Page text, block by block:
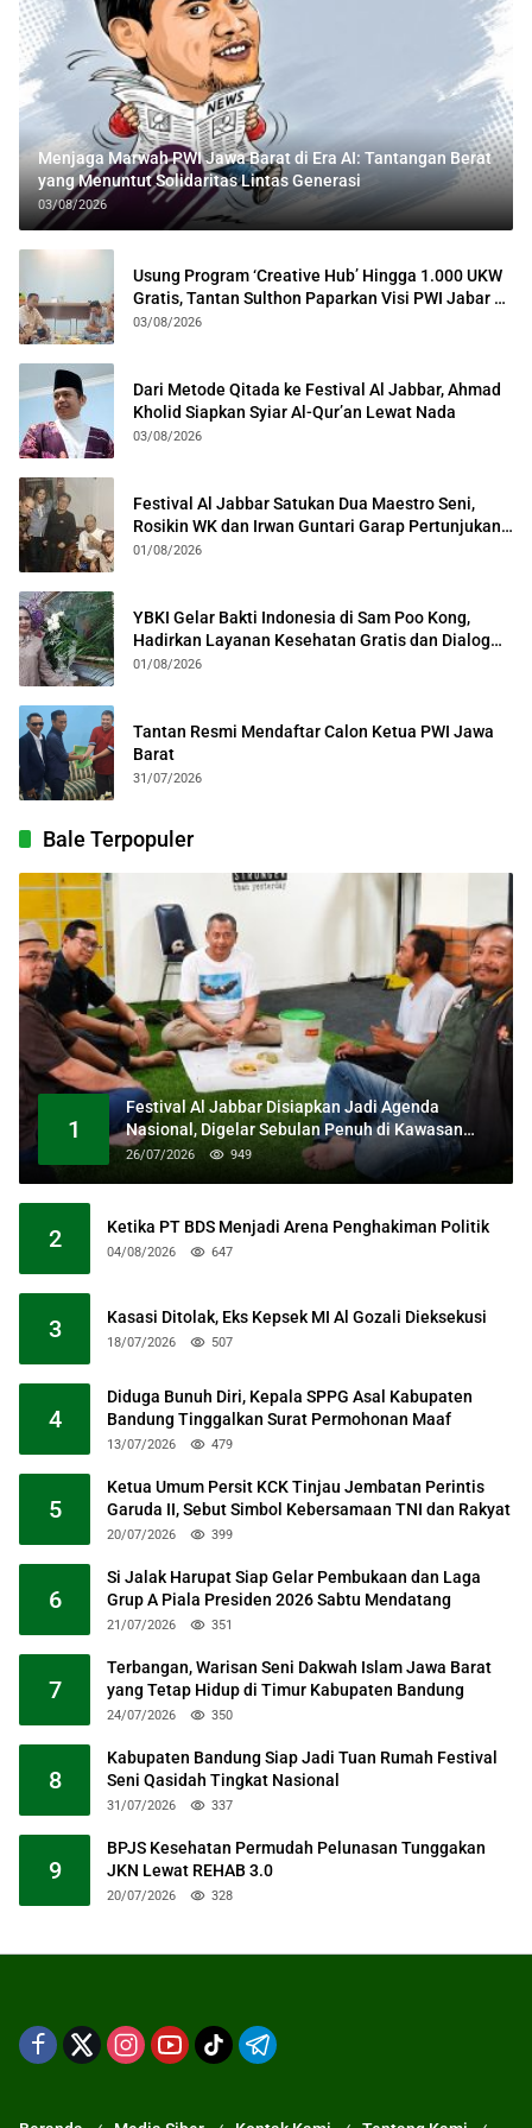
Menjaga Marwah PWI Jawa Barat di Era AI: Tantangan Berat
yang Menuntut Solidaritas Lintas Generasi
03/08/2026
Usung Program ‘Creative Hub’ Hingga 1.000 UKW
Gratis, Tantan Sulthon Paparkan Visi PWI Jabar di
Kota Bogor
03/08/2026
Dari Metode Qitada ke Festival Al Jabbar, Ahmad
Kholid Siapkan Syiar Al-Qur’an Lewat Nada
03/08/2026
Festival Al Jabbar Satukan Dua Maestro Seni,
Rosikin WK dan Irwan Guntari Garap Pertunjukan
Kolosal
01/08/2026
YBKI Gelar Bakti Indonesia di Sam Poo Kong,
Hadirkan Layanan Kesehatan Gratis dan Dialog
Kebangsaan
01/08/2026
Tantan Resmi Mendaftar Calon Ketua PWI Jawa
Barat
31/07/2026
Bale Terpopuler
1
Festival Al Jabbar Disiapkan Jadi Agenda
Nasional, Digelar Sebulan Penuh di Kawasan
Masjid Raya Al Jabbar
26/07/2026 949
2 Ketika PT BDS Menjadi Arena Penghakiman Politik
04/08/2026 647
3 Kasasi Ditolak, Eks Kepsek MI Al Gozali Dieksekusi
18/07/2026 507
4
Diduga Bunuh Diri, Kepala SPPG Asal Kabupaten
Bandung Tinggalkan Surat Permohonan Maaf
13/07/2026 479
5
Ketua Umum Persit KCK Tinjau Jembatan Perintis
Garuda II, Sebut Simbol Kebersamaan TNI dan Rakyat
20/07/2026 399
6
Si Jalak Harupat Siap Gelar Pembukaan dan Laga
Grup A Piala Presiden 2026 Sabtu Mendatang
21/07/2026 351
7
Terbangan, Warisan Seni Dakwah Islam Jawa Barat
yang Tetap Hidup di Timur Kabupaten Bandung
24/07/2026 350
8
Kabupaten Bandung Siap Jadi Tuan Rumah Festival
Seni Qasidah Tingkat Nasional
31/07/2026 337
9
BPJS Kesehatan Permudah Pelunasan Tunggakan
JKN Lewat REHAB 3.0
20/07/2026 328